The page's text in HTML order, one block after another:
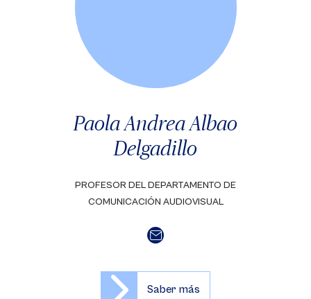
Paola Andrea Albao
Delgadillo
PROFESOR DEL DEPARTAMENTO DE
COMUNICACIÓN AUDIOVISUAL
Saber más